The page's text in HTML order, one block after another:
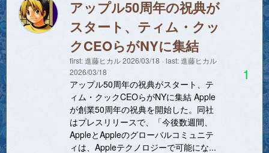
アップル50周年の祝典が
スタート、ティム・クッ
クCEOらがNYに集結
first:進藤ヒカル2026/03/18 last:進藤ヒカル
2026/03/18
アップル50周年の祝典がスタート、テ
ィム・クックCEOらがNYに集結 Apple
が創業50周年の祝典を開始した。同社
はプレスリリースで、「今後数週間、
AppleとAppleのグローバルコミュニテ
ィは、Appleテクノロジーで可能にな...
1